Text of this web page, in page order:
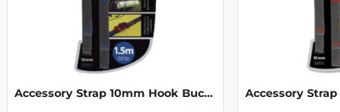
Accessory Strap 10mm Hook Buckle 1.5m